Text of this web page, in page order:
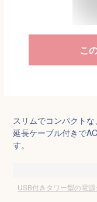
こ
スリムでコンパクト
延長ケーブル付きで
す。
USB付きタワー型の電